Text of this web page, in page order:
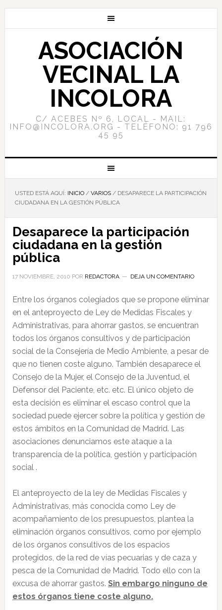
ASOCIACIÓN
VECINAL LA
INCOLORA
C/ ACEBES Nº 6, LOCAL - MAIL:
INFO@INCOLORA.ORG - TELÉFONO: 91 796
45 95
USTED ESTÁ AQUÍ: INICIO / VARIOS /DESAPARECE LA PARTICIPACIÓN
CIUDADANA EN LA GESTIÓN PÚBLICA
Desaparece la participación
ciudadana en la gestión
pública
17 NOVIEMBRE, 2010 POR REDACTORA DEJA UN COMENTARIO
Entre los órganos colegiados que se propone eliminar
en el anteproyecto de Ley de Medidas Fiscales y
Administrativas, para ahorrar gastos, se encuentran
todos los órganos consultivos y de participación
social de la Consejería de Medio Ambiente, a pesar de
que no tienen coste alguno. También desaparece el
Consejo de la Mujer, el Consejo de la Juventud, el
Defensor del Paciente, etc. etc. El único objeto de
esta decisión es eliminar el escaso control que la
sociedad puede ejercer sobre la política y gestión de
estos ámbitos en la Comunidad de Madrid. Las
asociaciones denunciamos este ataque a la
transparencia de la política, gestión y participación
social .
El anteproyecto de la ley de Medidas Fiscales y
Administrativas, más conocida como Ley de
acompañamiento de los presupuestos, plantea la
eliminación órganos consultivos, como por ejemplo
de los órganos consultivos de los espacios
protegidos, de la red de vías pecuarias y de caza y
pesca de la Comunidad de Madrid. Todo ello con la
excusa de ahorrar gastos. Sin embargo ninguno de
estos órganos tiene coste alguno.